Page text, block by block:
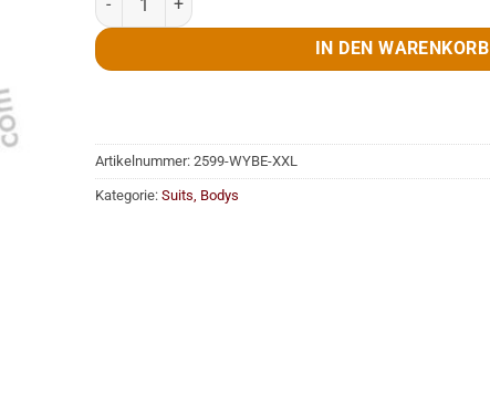
IN DEN WARENKORB
Artikelnummer: 2599-WYBE-XXL
Kategorie: Suits, Bodys